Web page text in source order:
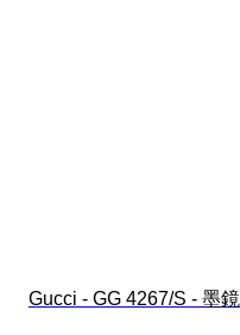
Gucci - GG 4267/S - 墨鏡